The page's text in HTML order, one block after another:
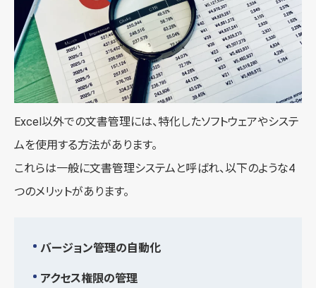
Excel以外での文書管理には、特化したソフトウェアやシステ
ムを使用する方法があります。
これらは一般に文書管理システムと呼ばれ、以下のような4
つのメリットがあります。
バージョン管理の自動化
アクセス権限の管理